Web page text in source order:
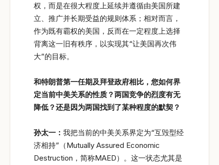
权，而是在很大程度上延续并遵循由美国所建
立、推广并长期受益的规则体系；相对而言，
作为既有霸权的美国，反而在一定程度上选择
背离这一旧有秩序，以实现其“让美国再次伟
大”的目标。
和特朗普第一任期及拜登政府相比，您如何界
定当前中美关系的性质？两国竞争的烈度有无
降低？还是因为两国找到了某种程度的默契？
孙太一： 我把当前的中美关系界定为“互毁型经
济相持”（Mutually Assured Economic
Destruction，简称MAED）。这一状态尤其是